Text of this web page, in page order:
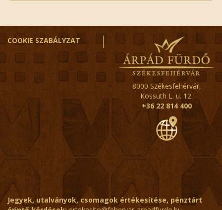
COOKIE SZABÁLYZAT
8000 Székesfehérvár,
Kossuth L. u. 12.
+36 22 814 400
Jegyek, utalványok, csomagok értékesítése, pénztárt